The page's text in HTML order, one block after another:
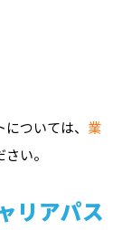
ついては、 業
い。
リアパス